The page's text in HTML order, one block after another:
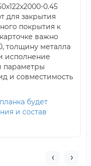
0.45
для закрытия
покрытия к
важно
толщину металла
исполнение
параметры
и совместимость
будет
и состав